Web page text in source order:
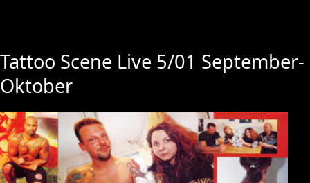
Tattoo Scene Live 5/01 September-
Oktober